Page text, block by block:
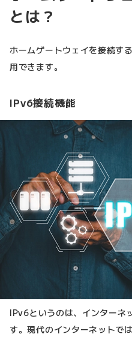
とは？
ホームゲートウェイを接続す
用できます。
IPv6接続機能
IPv6というのは、インターネ
す。現代のインターネットで